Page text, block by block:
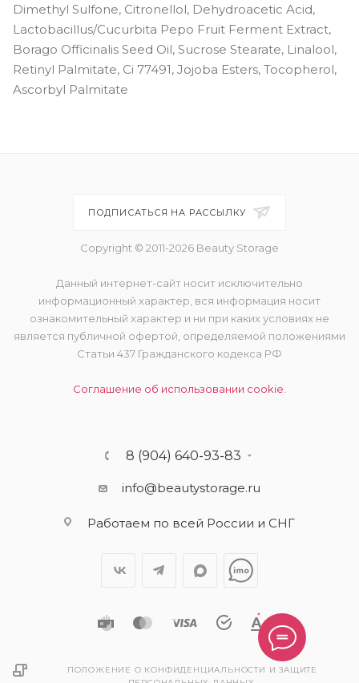
Dimethyl Sulfone, Citronellol, Dehydroacetic Acid,
Lactobacillus/Cucurbita Pepo Fruit Ferment Extract,
Borago Officinalis Seed Oil, Sucrose Stearate, Linalool,
Retinyl Palmitate, Ci 77491, Jojoba Esters, Tocopherol,
Ascorbyl Palmitate
ПОДПИСАТЬСЯ НА РАССЫЛКУ
Copyright © 2011-2026 Beauty Storage
Данный интернет-сайт носит исключительно
информационный характер, вся информация носит
ознакомительный характер и ни при каких условиях не
является публичной офертой, определяемой положениями
Статьи 437 Гражданского кодекса РФ
Соглашение об использовании cookie.
8 (904) 640-93-83
info@beautystorage.ru
Работаем по всей России и СНГ
ПОЛОЖЕНИЕ О КОНФИДЕНЦИАЛЬНОСТИ И ЗАЩИТЕ